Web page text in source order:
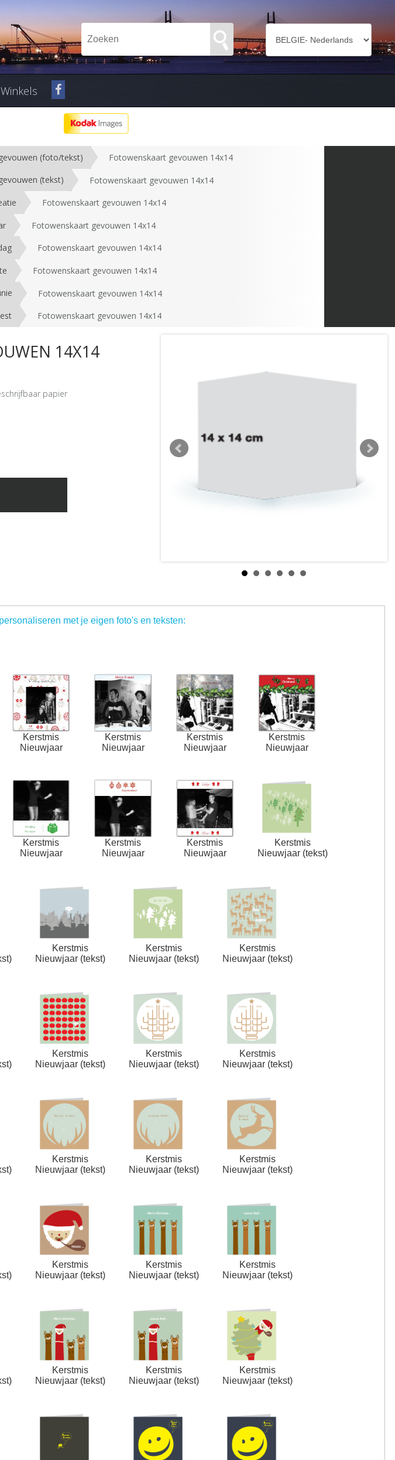
Winkels
(foto/tekst) Fotowenskaart gevouwen 14x14
(tekst) Fotowenskaart gevouwen 14x14
Fotowenskaart gevouwen 14x14
Fotowenskaart gevouwen 14x14
Fotowenskaart gevouwen 14x14
Fotowenskaart gevouwen 14x14
Fotowenskaart gevouwen 14x14
Fotowenskaart gevouwen 14x14
14X14
papier
met je eigen foto's en teksten:
Kerstmis
Nieuwjaar
Kerstmis
Nieuwjaar
Kerstmis
Nieuwjaar
Kerstmis
Nieuwjaar
Kerstmis
Nieuwjaar
Kerstmis
Nieuwjaar
Kerstmis
Nieuwjaar
Kerstmis
Nieuwjaar (tekst)
Kerstmis
Nieuwjaar (tekst)
Kerstmis
Nieuwjaar (tekst)
Kerstmis
Nieuwjaar (tekst)
Kerstmis
Nieuwjaar (tekst)
Kerstmis
Nieuwjaar (tekst)
Kerstmis
Nieuwjaar (tekst)
Kerstmis
Nieuwjaar (tekst)
Kerstmis
Nieuwjaar (tekst)
Kerstmis
Nieuwjaar (tekst)
Kerstmis
Nieuwjaar (tekst)
Kerstmis
Nieuwjaar (tekst)
Kerstmis
Nieuwjaar (tekst)
Kerstmis
Nieuwjaar (tekst)
Kerstmis
Nieuwjaar (tekst)
Kerstmis
Nieuwjaar (tekst)